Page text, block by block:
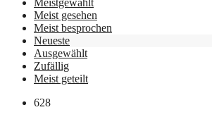
Meist gesehen
Meist besprochen
Neueste
Ausgewählt
Zufällig
Meist geteilt
628